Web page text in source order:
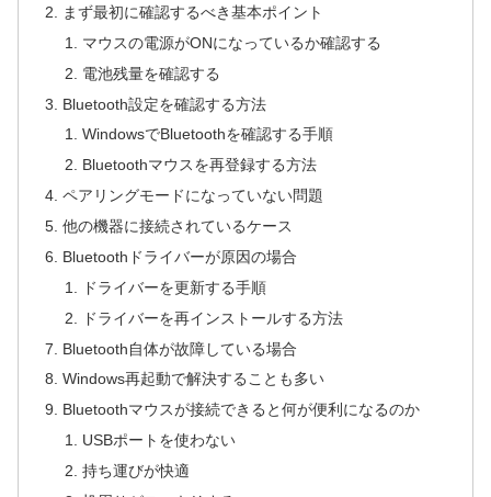
まず最初に確認するべき基本ポイント
マウスの電源がONになっているか確認する
電池残量を確認する
Bluetooth設定を確認する方法
WindowsでBluetoothを確認する手順
Bluetoothマウスを再登録する方法
ペアリングモードになっていない問題
他の機器に接続されているケース
Bluetoothドライバーが原因の場合
ドライバーを更新する手順
ドライバーを再インストールする方法
Bluetooth自体が故障している場合
Windows再起動で解決することも多い
Bluetoothマウスが接続できると何が便利になるのか
USBポートを使わない
持ち運びが快適